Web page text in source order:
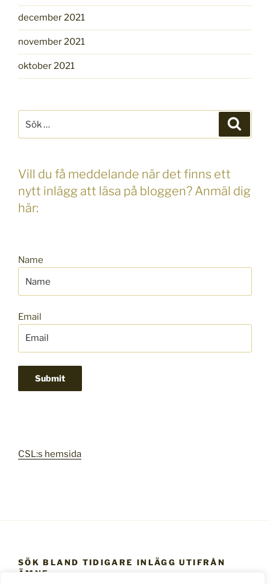
december 2021
november 2021
oktober 2021
efter:
Vill du få meddelande när det finns ett
nytt inlägg att läsa på bloggen? Anmäl dig
här:
Name
Email
CSL:s hemsida
SÖK BLAND TIDIGARE INLÄGG UTIFRÅN
ÄMNE